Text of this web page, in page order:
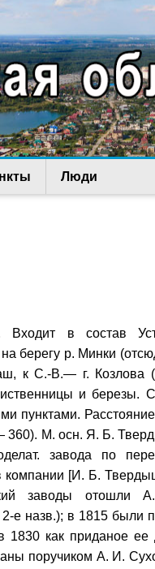
Люди
в состав
берегу р. Минки
к С.-В.— г.
и березы.
пунктами.
360). М. осн. Я. Б.
завода по
компании [И. Б.
заводы отошли
е назв.); в 1815 были
1830 как приданое
поручиком А. И.